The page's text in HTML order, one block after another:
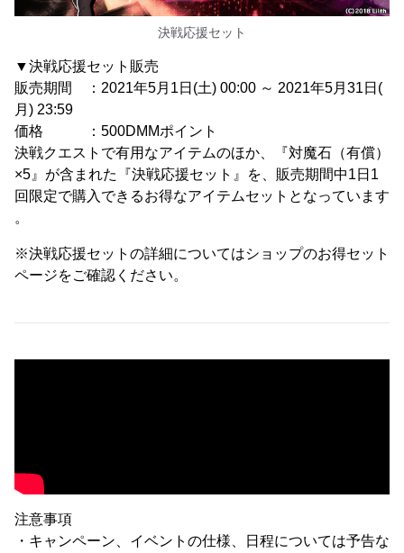
決戦応援セット
▼決戦応援セット販売
販売期間 ：2021年5月1日(土) 00:00 ～ 2021年5月31日(
月) 23:59
価格 ：500DMMポイント
決戦クエストで有用なアイテムのほか、『対魔石（有償）
×5』が含まれた『決戦応援セット』を、販売期間中1日1
回限定で購入できるお得なアイテムセットとなっています
。
※決戦応援セットの詳細についてはショップのお得セット
ページをご確認ください。
注意事項
・キャンペーン、イベントの仕様、日程については予告な